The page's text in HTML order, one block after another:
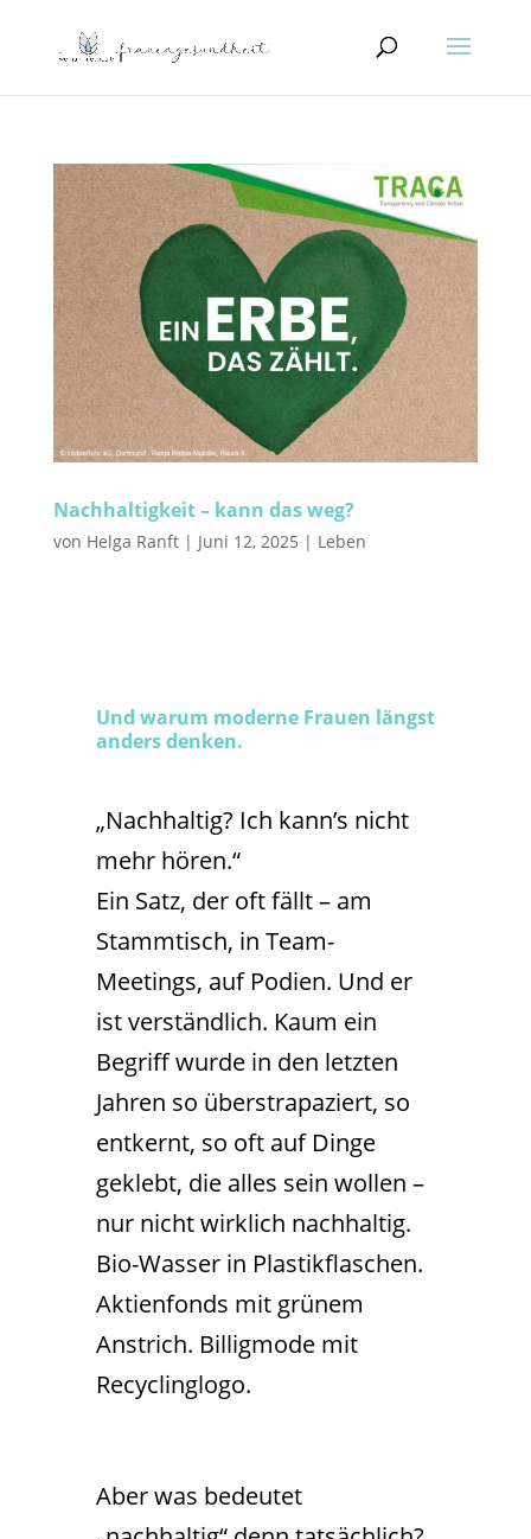
Nachhaltigkeit – kann das weg?
von Helga Ranft| Juni 12, 2025 | Leben
Und warum moderne Frauen längst
anders denken.
„Nachhaltig? Ich kann’s nicht
mehr hören.“
Ein Satz, der oft fällt – am
Stammtisch, in Team-
Meetings, auf Podien. Und er
ist verständlich. Kaum ein
Begriff wurde in den letzten
Jahren so überstrapaziert, so
entkernt, so oft auf Dinge
geklebt, die alles sein wollen –
nur nicht wirklich nachhaltig.
Bio-Wasser in Plastikflaschen.
Aktienfonds mit grünem
Anstrich. Billigmode mit
Recyclinglogo.
Aber was bedeutet